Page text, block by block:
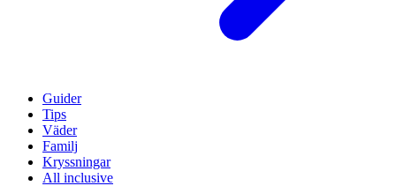
Guider
Tips
Väder
Familj
Kryssningar
All inclusive